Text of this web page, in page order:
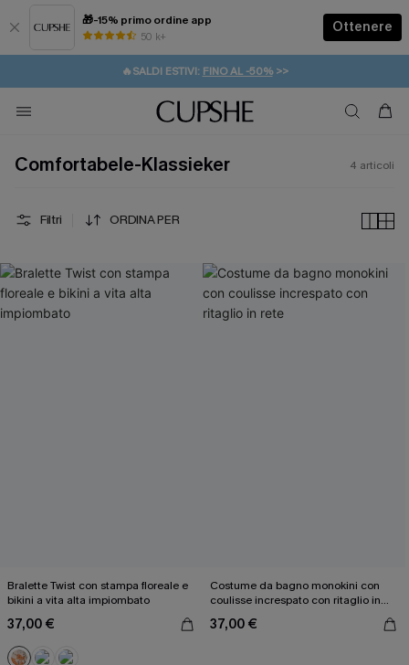
🎁-15% primo ordine app
50 k+
Ottenere
⚡️-15% SUGLI ESSENZIALI DA VACANZA | ACQUISTA
🔥SALDI ESTIVI: FINO AL -50%>>
🚚SPEDIZIONE GRATUITA DA 49€
💌REGALO PER I NUOVI: 20% DI SCONTO*
Comfortabele-Klassieker 4 articoli
Filtri ORDINA PER
Bralette Twist con stampa floreale e
bikini a vita alta impiombato
37,00 €
Costume da bagno monokini con
coulisse increspato con ritaglio in
37,00 €